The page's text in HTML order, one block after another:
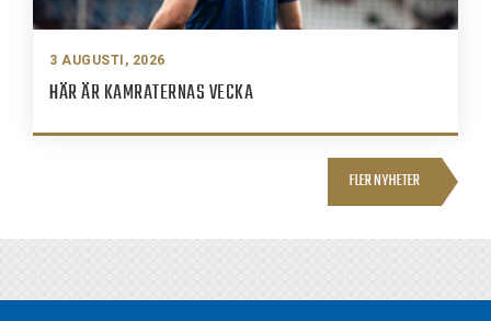
3 AUGUSTI, 2026
HÄR ÄR KAMRATERNAS VECKA
FLER NYHETER